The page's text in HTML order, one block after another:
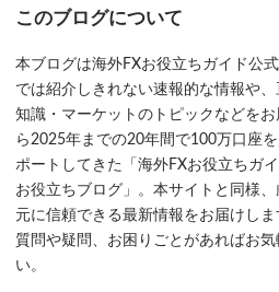
このブログについて
本ブログは海外FXお役立ちガイド公
では紹介しきれない速報的な情報や
知識・マーケットのトピックなどを
ら2025年までの20年間で100万口座
ポートしてきた「海外FXお役立ちガ
お役立ちブログ」。本サイトと同様
元に信頼できる最新情報をお届けしま
質問や疑問、お困りごとがあればお
い。